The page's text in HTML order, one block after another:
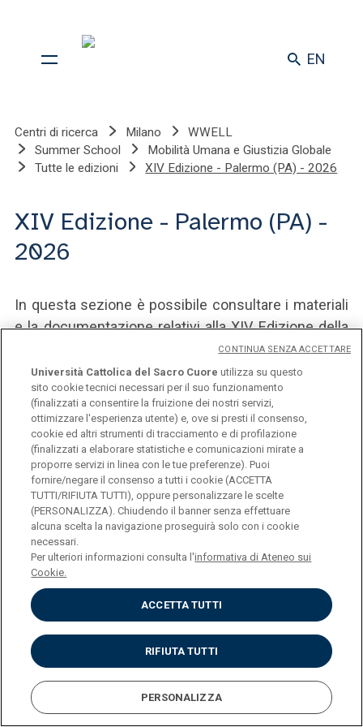
EN
Centri di ricerca Milano
WWELL
Summer School
Mobilità Umana e Giustizia Globale
Tutte le edizioni
XIV Edizione - Palermo (PA) - 2026
XIV Edizione - Palermo (PA) -
2026
In questa sezione è possibile consultare i materiali
e la documentazione relativi alla XIV Edizione della
Summer School, che si svolgerà a Palermo (PA) nel
2026 e dedicata al tema"Incontri e scontri di culture.
Per una cultura dell'interculturalità".
SCARICA LA LOCANDINA
Università Cattolica del Sacro Cuore
Largo A. Gemelli, 1 - 20123 Milano
Privacy
Cookies
Impostazione dei Cookies
Università Cattolica del Sacro Cuore utilizza su questo
sito cookie tecnici necessari per il suo funzionamento
(finalizzati a consentire la fruizione dei nostri servizi,
ottimizzare l'esperienza utente) e, ove si presti il consenso,
cookie ed altri strumenti di tracciamento e di profilazione
(finalizzati a elaborare statistiche e comunicazioni mirate a
proporre servizi in linea con le tue preferenze). Puoi
fornire/negare il consenso a tutti i cookie (ACCETTA
TUTTI/RIFIUTA TUTTI), oppure personalizzare le scelte
(PERSONALIZZA). Chiudendo il banner senza effettuare
alcuna scelta la navigazione proseguirà solo con i cookie
necessari.
Per ulteriori informazioni consulta l'informativa di Ateneo sui
Cookie.
ACCETTA TUTTI
RIFIUTA TUTTI
PERSONALIZZA
CONTINUA SENZA ACCETTARE